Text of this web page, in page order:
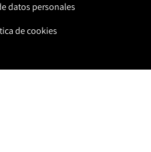
datos personales
de cookies